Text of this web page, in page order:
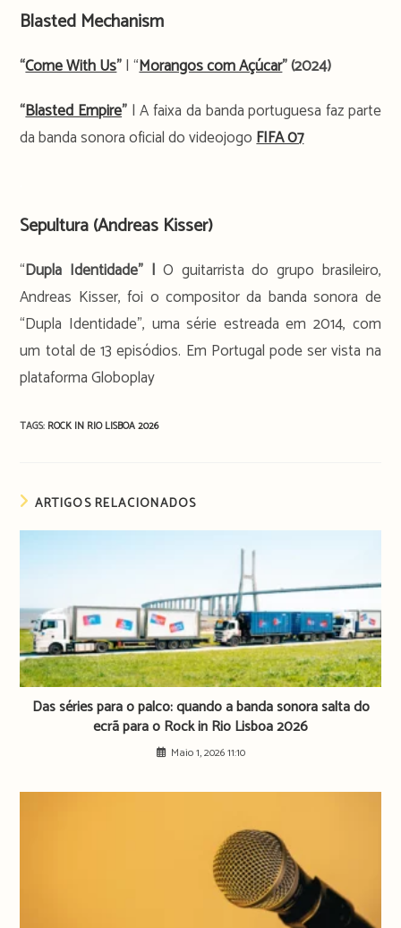
Blasted Mechanism
“Come With Us”| “Morangos com Açúcar” (2024)
“Blasted Empire” | A faixa da banda portuguesa faz parte
da banda sonora oficial do videojogoFIFA 07
Sepultura(Andreas Kisser)
“Dupla Identidade” |O guitarrista do grupo brasileiro,
Andreas Kisser, foi o compositor da banda sonora de
“Dupla Identidade”, uma série estreada em 2014, com
um total de 13 episódios. Em Portugal pode ser vista na
plataforma Globoplay
TAGS: ROCK IN RIO LISBOA 2026
ARTIGOS RELACIONADOS
Das séries para o palco: quando a banda sonora salta do
ecrã para o Rock in Rio Lisboa 2026
Maio 1, 2026 11:10